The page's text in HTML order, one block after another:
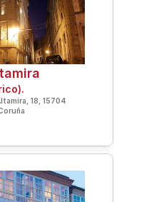
18, 15704